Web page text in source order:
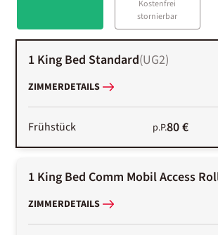
Kostenfrei
stornierbar
1 King Bed Standard(UG2)
ZIMMERDETAILS
Frühstück p.P.80 €
1 King Bed Comm Mobil Access
ZIMMERDETAILS